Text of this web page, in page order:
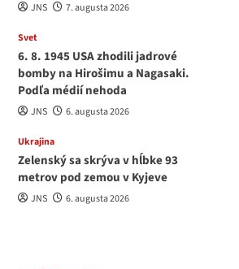
JNS 7. augusta 2026
Svet
6. 8. 1945 USA zhodili jadrové
bomby na Hirošimu a Nagasaki.
Podľa médií nehoda
JNS 6. augusta 2026
Ukrajina
Zelenský sa skrýva v hĺbke 93
metrov pod zemou v Kyjeve
JNS 6. augusta 2026